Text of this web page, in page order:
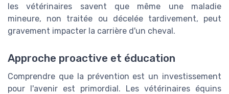
les vétérinaires savent que même une maladie
mineure, non traitée ou décelée tardivement, peut
gravement impacter la carrière d'un cheval.
Approche proactive et éducation
Comprendre que la prévention est un investissement
pour l'avenir est primordial. Les vétérinaires équins